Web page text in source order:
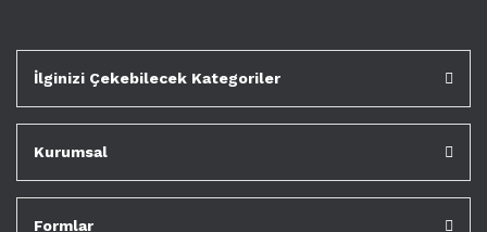
İlginizi Çekebilecek Kategoriler
Kurumsal
Formlar